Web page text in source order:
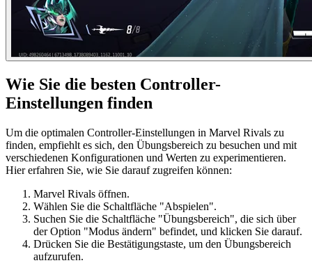
Wie Sie die besten Controller-
Einstellungen finden
Um die optimalen Controller-Einstellungen in Marvel Rivals zu
finden, empfiehlt es sich, den Übungsbereich zu besuchen und mit
verschiedenen Konfigurationen und Werten zu experimentieren.
Hier erfahren Sie, wie Sie darauf zugreifen können:
Marvel Rivals öffnen.
Wählen Sie die Schaltfläche "Abspielen".
Suchen Sie die Schaltfläche "Übungsbereich", die sich über
der Option "Modus ändern" befindet, und klicken Sie darauf.
Drücken Sie die Bestätigungstaste, um den Übungsbereich
aufzurufen.